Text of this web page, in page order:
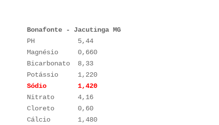
Bonafonte - Jacutinga MG
PH           5,44
Magnésio     0,660
Bicarbonato  8,33
Potássio     1,220
Sódio        1,420
Nitrato      4,16
Cloreto      0,60
Cálcio       1,480